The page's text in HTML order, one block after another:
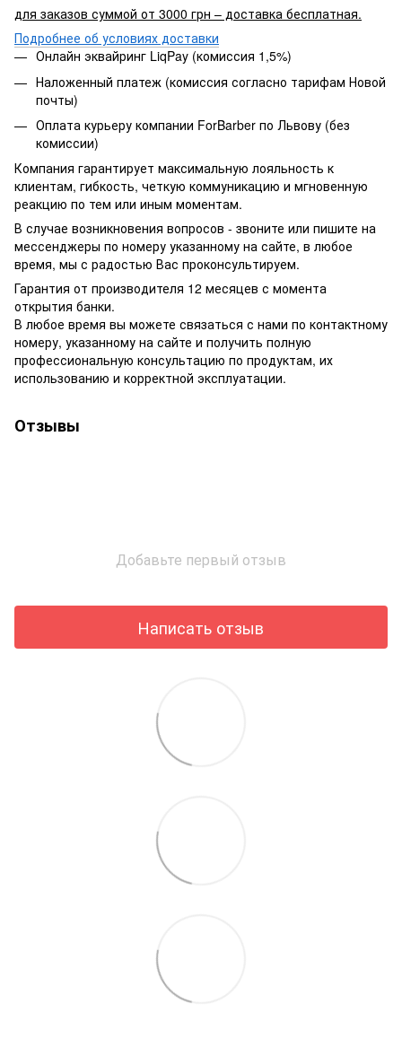
для заказов суммой от 3000 грн – доставка бесплатная.
Подробнее об условиях доставки
Онлайн эквайринг LiqPay (комиссия 1,5%)
Наложенный платеж (комиссия согласно тарифам Новой
почты)
Оплата курьеру компании ForBarber по Львову (без
комиссии)
Компания гарантирует максимальную лояльность к
клиентам, гибкость, четкую коммуникацию и мгновенную
реакцию по тем или иным моментам.
В случае возникновения вопросов - звоните или пишите на
мессенджеры по номеру указанному на сайте, в любое
время, мы с радостью Вас проконсультируем.
Гарантия от производителя 12 месяцев с момента
открытия банки.
В любое время вы можете связаться с нами по контактному
номеру, указанному на сайте и получить полную
профессиональную консультацию по продуктам, их
использованию и корректной эксплуатации.
Отзывы
Добавьте первый отзыв
Написать отзыв